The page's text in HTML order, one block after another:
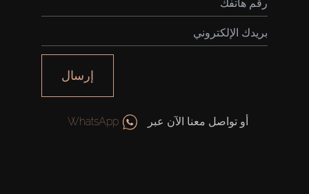
قيد الإنشاء
الوكلاء
إرسال
أو تواصل معنا الآن عبر WhatsApp